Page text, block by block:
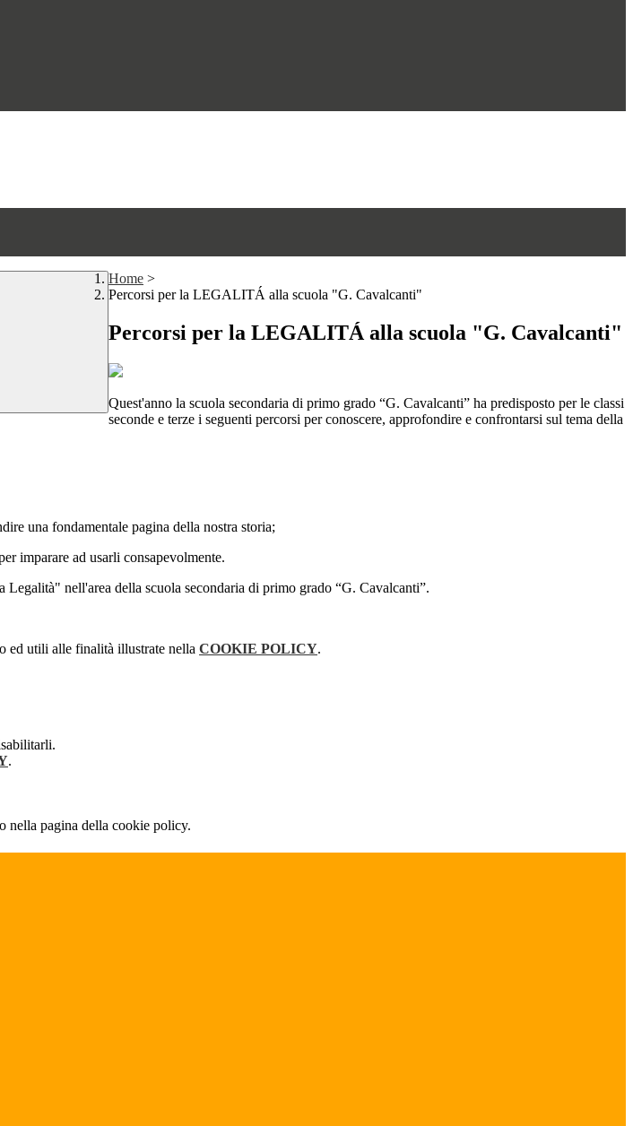
Home >
Percorsi per la LEGALITÁ alla scuola "G. Cavalcanti"
Percorsi per la LEGALITÁ alla scuola "G. Cavalcanti"
Quest'anno la scuola secondaria di primo grado “G. Cavalcanti” ha predisposto per le classi
seconde e terze i seguenti percorsi per conoscere, approfondire e confrontarsi sul tema della
una fondamentale pagina della nostra storia;
imparare ad usarli consapevolmente.
nell'area della scuola secondaria di primo grado “G. Cavalcanti”.
ed utili alle finalità illustrate nella COOKIE POLICY.
.
nella pagina della cookie policy.